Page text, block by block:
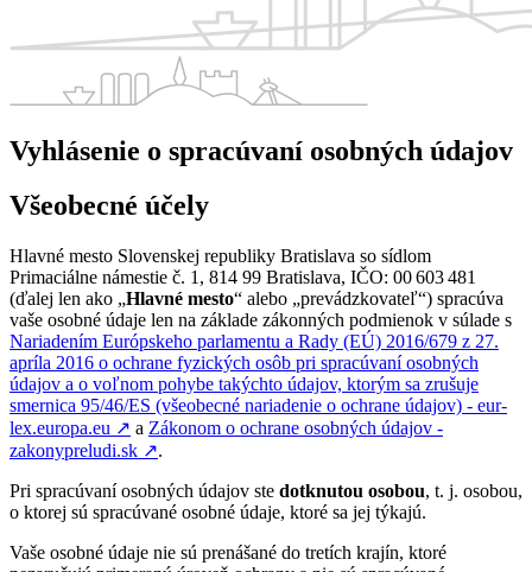
Vyhlásenie o spracúvaní osobných údajov
Všeobecné účely
Hlavné mesto Slovenskej republiky Bratislava so sídlom
Primaciálne námestie č. 1, 814 99 Bratislava, IČO: 00 603 481
(ďalej len ako „Hlavné mesto“ alebo „prevádzkovateľ“) spracúva
vaše osobné údaje len na základe zákonných podmienok v súlade s
Nariadením Európskeho parlamentu a Rady (EÚ) 2016/679 z 27.
apríla 2016 o ochrane fyzických osôb pri spracúvaní osobných
údajov a o voľnom pohybe takýchto údajov, ktorým sa zrušuje
smernica 95/46/ES (všeobecné nariadenie o ochrane údajov) - eur-
lex.europa.eu ↗︎ a Zákonom o ochrane osobných údajov -
zakonypreludi.sk ↗︎.
Pri spracúvaní osobných údajov ste dotknutou osobou, t. j. osobou,
o ktorej sú spracúvané osobné údaje, ktoré sa jej týkajú.
Vaše osobné údaje nie sú prenášané do tretích krajín, ktoré